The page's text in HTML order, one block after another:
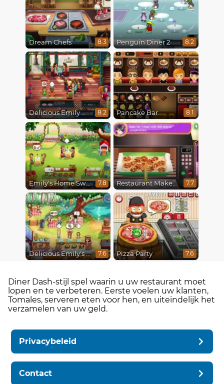
Dream Chefs 8.3 Penguin Diner 2 8.2
Delicious Emily New Beginning 8.2 Pancake Bar 8.1
Emily's Home Sweet Home 7.8 Restaurant Makeover 7.7
Delicious Emily's Hopes And Fears 7.6 Pizza Party 7.6
Diner Dash-stijl spel waarin u uw restaurant moet
lopen en te verbeteren. Eerste voelen uw klanten,
Tomales, serveren eten voor hen, en uiteindelijk het
verzamelen van uw geld.
Privacybeleid
Contact